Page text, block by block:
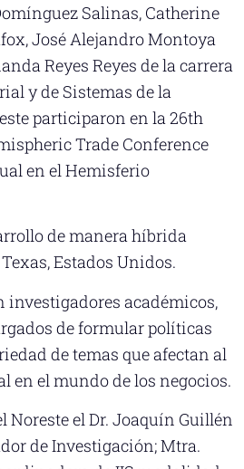
Salinas, Catherine
José Alejandro Montoya
Reyes Reyes de la carrera
y de Sistemas de la
participaron en la 26th
Trade Conference
en el Hemisferio
de manera híbrida
Estados Unidos.
investigadores académicos,
de formular políticas
de temas que afectan al
en el mundo de los negocios.
Noreste el Dr. Joaquín Guillén
de Investigación; Mtra.